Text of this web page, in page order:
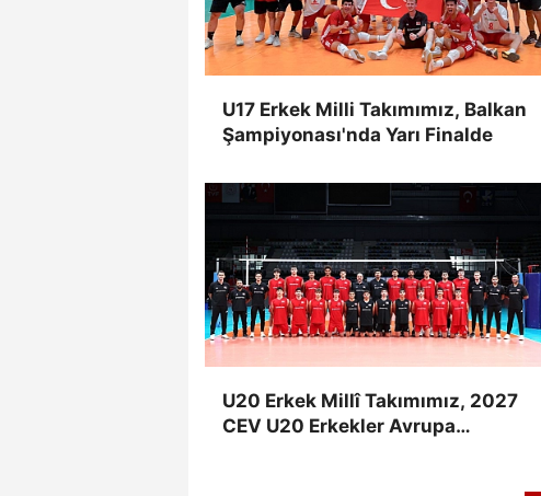
U17 Erkek Milli Takımımız, Balkan
Şampiyonası'nda Yarı Finalde
U20 Erkek Millî Takımımız, 2027
CEV U20 Erkekler Avrupa